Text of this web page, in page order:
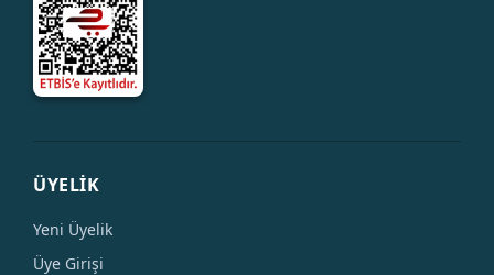
ÜYELİK
Yeni Üyelik
Üye Girişi